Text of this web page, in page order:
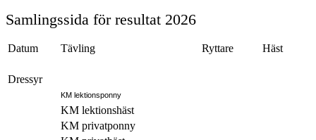
Samlingssida för resultat 2026
Datum Tävling Ryttare Häst
Dressyr
KM lektionsponny
KM lektionshäst
KM privatponny